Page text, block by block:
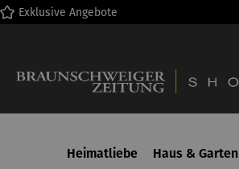
Zur Hauptnavigation springen
Exklusive Angebote
Heimatliebe Haus & Garten